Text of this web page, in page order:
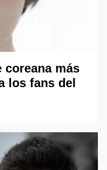
coreana más
los fans del